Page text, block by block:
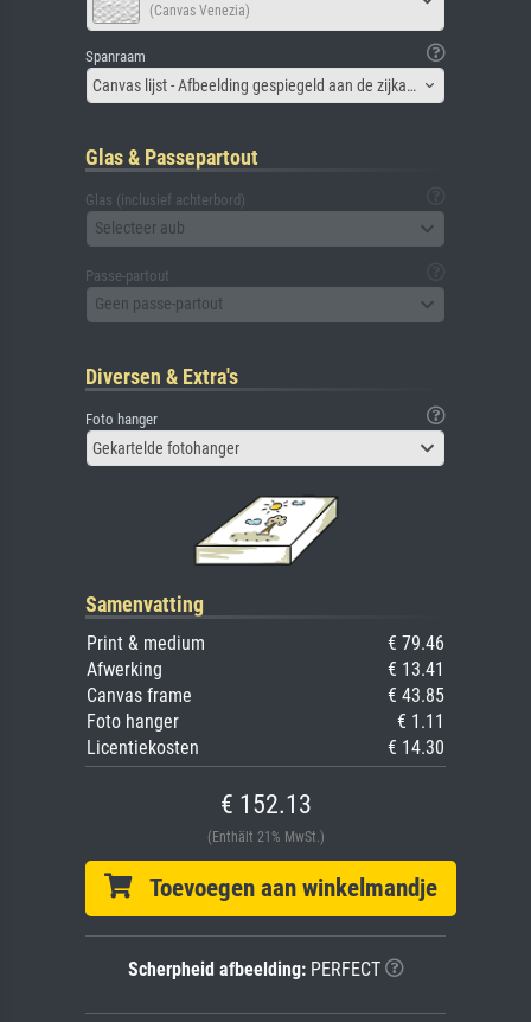
(Canvas Venezia)
Spanraam
Canvas lijst - Afbeelding gespiegeld aan de zijkant
Glas & Passepartout
Glas (inclusief achterbord)
Selecteer aub
Passe-partout
Geen passe-partout
Diversen & Extra's
Foto hanger
Gekartelde fotohanger
Samenvatting
Print & medium
€ 79.46
Afwerking
€ 13.41
Canvas frame
€ 43.85
Foto hanger
€ 1.11
Licentiekosten
€ 14.30
€ 152.13
(Enthält 21% MwSt.)
Toevoegen aan winkelmandje
Scherpheid afbeelding:PERFECT